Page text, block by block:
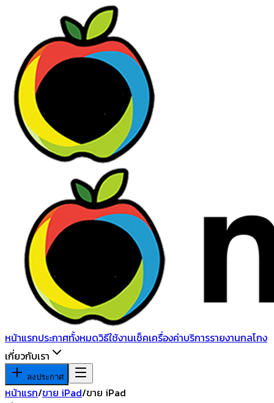
หน้าแรกประกาศทั้งหมดวิธีใช้งานเช็คเครื่องค่าบริการรายงานกลโกง
เกี่ยวกับเรา
ลงประกาศ
หน้าแรก/ขาย iPad/ขาย iPad